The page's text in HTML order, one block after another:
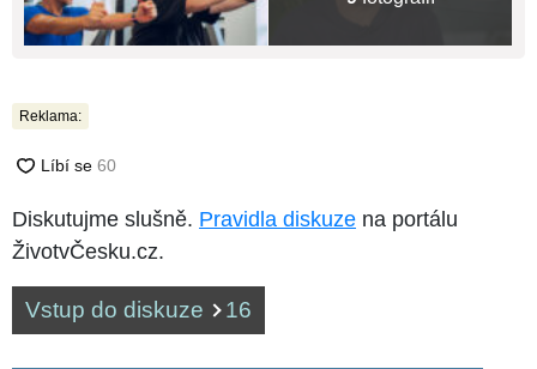
Reklama:
Diskutujme slušně. Pravidla diskuze na portálu
ŽivotvČesku.cz.
Vstup do diskuze 16